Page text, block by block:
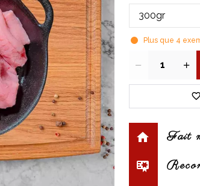
Plus que 4
Quantité
Fait